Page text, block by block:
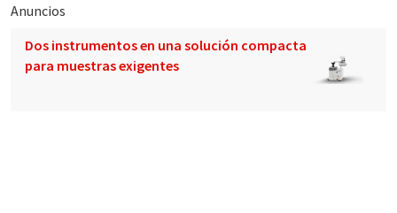
Anuncios
Dos instrumentos en una solución compacta
para muestras exigentes